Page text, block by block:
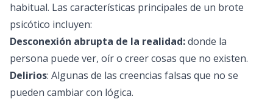
habitual. Las características principales de un brote
psicótico incluyen:
Desconexión abrupta de la realidad:donde la
persona puede ver, oír o creer cosas que no existen.
Delirios: Algunas de las creencias falsas que no se
pueden cambiar con lógica.